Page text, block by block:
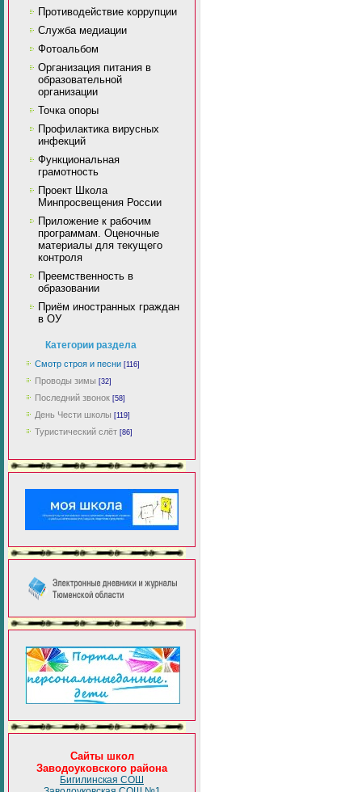
Противодействие коррупции
Служба медиации
Фотоальбом
Организация питания в
образовательной
организации
Точка опоры
Профилактика вирусных
инфекций
Функциональная
грамотность
Проект Школа
Минпросвещения России
Приложение к рабочим
программам. Оценочные
материалы для текущего
контроля
Преемственность в
образовании
Приём иностранных граждан
в ОУ
Категории раздела
Смотр строя и песни [116]
Проводы зимы [32]
Последний звонок [58]
День Чести школы [119]
Туристический слёт [86]
Сайты школ
Заводоуковского района
Бигилинская СОШ